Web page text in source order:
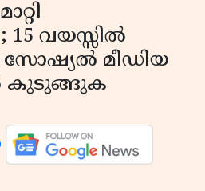
15 വയസ്സിൽ
മീഡിയ
കുടുങ്ങുക